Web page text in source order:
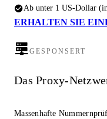
Ab unter 1 US-Dollar
ERHALTEN SIE
GESPONSERT
Das Proxy-
Massenhafte